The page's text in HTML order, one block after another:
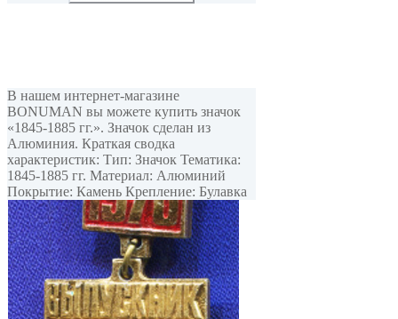
В нашем интернет-магазине
BONUMAN вы можете купить значок
«1845-1885 гг.». Значок сделан из
Алюминия. Краткая сводка
характеристик: Тип: Значок Тематика:
1845-1885 гг. Материал: Алюминий
Покрытие: Камень Крепление: Булавка